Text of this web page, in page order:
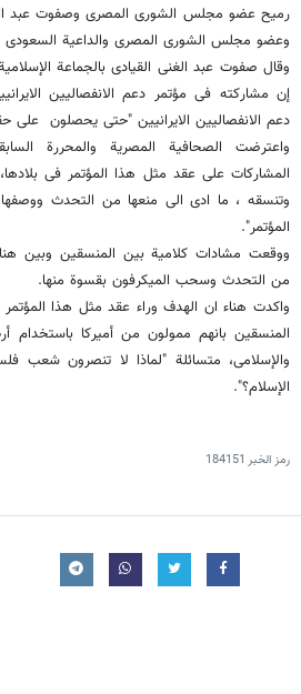
رمیح عضو مجلس الشورى المصری وصفوت عبد
وعضو مجلس الشورى المصری والداعیة السعودی
وقال صفوت عبد الغنى القیادی بالجماعة
إن مشارکته فی مؤتمر دعم الانفصالیین
دعم الانفصالیین الایرانیین "حتى یحصلون على
واعترضت الصحافیة المصریة والمحررة
المشارکات على عقد مثل هذا المؤتمر فی
وتنسقه ، ما ادى الى منعها من التحدث
المؤتمر".
ووقعت مشادات کلامیة بین المنسقین وبین
من التحدث وسحب المیکرفون بقسوة منها.
واکدت هناء ان الهدف وراء عقد مثل هذا
المنسقین بانهم ممولون من أمیرکا باستخدام
والإسلامی، متسائلة "لماذا لا تنصرون
الإسلام؟".
رمز الخبر 184151